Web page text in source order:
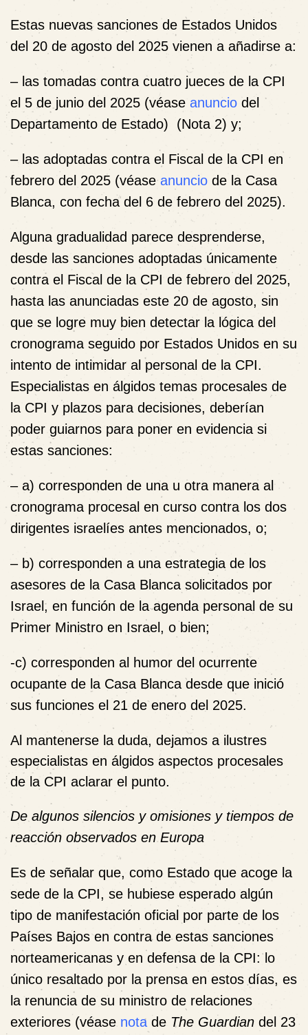
Estas nuevas sanciones de Estados Unidos
del 20 de agosto del 2025 vienen a añadirse a:
– las tomadas contra cuatro jueces de la CPI
el 5 de junio del 2025 (véase anuncio del
Departamento de Estado) (Nota 2) y;
– las adoptadas contra el Fiscal de la CPI en
febrero del 2025 (véaseanuncio de la Casa
Blanca, con fecha del 6 de febrero del 2025).
Alguna gradualidad parece desprenderse,
desde las sanciones adoptadas únicamente
contra el Fiscal de la CPI de febrero del 2025,
hasta las anunciadas este 20 de agosto, sin
que se logre muy bien detectar la lógica del
cronograma seguido por Estados Unidos en su
intento de intimidar al personal de la CPI.
Especialistas en álgidos temas procesales de
la CPI y plazos para decisiones, deberían
poder guiarnos para poner en evidencia si
estas sanciones:
– a) corresponden de una u otra manera al
cronograma procesal en curso contra los dos
dirigentes israelíes antes mencionados, o;
– b) corresponden a una estrategia de los
asesores de la Casa Blanca solicitados por
Israel, en función de la agenda personal de su
Primer Ministro en Israel, o bien;
-c) corresponden al humor del ocurrente
ocupante de la Casa Blanca desde que inició
sus funciones el 21 de enero del 2025.
Al mantenerse la duda, dejamos a ilustres
especialistas en álgidos aspectos procesales
de la CPI aclarar el punto.
De algunos silencios y omisiones y tiempos de
reacción observados en Europa
Es de señalar que, como Estado que acoge la
sede de la CPI, se hubiese esperado algún
tipo de manifestación oficial por parte de los
Países Bajos en contra de estas sanciones
norteamericanas y en defensa de la CPI: lo
único resaltado por la prensa en estos días, es
la renuncia de su ministro de relaciones
exteriores (véase nota de The Guardian del 23